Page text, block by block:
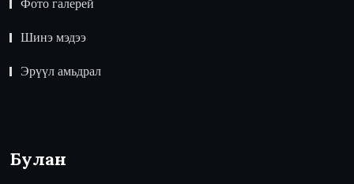
Фото галерей
Шинэ мэдээ
Эрүүл амьдрал
Булан